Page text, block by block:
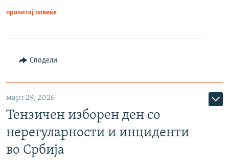
прочитај повеќе
Сподели
март 29, 2026
Тензичен изборен ден со
нерегуларности и инциденти
во Србија